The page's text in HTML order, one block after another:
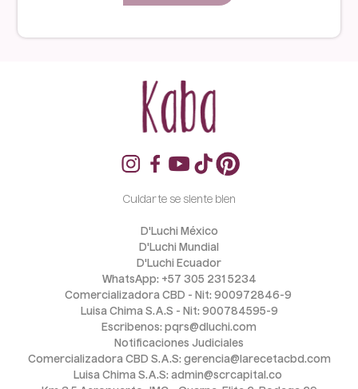
Cuidarte se siente bien
D'Luchi México
D'Luchi Mundial
D'Luchi Ecuador
WhatsApp: +57 305 231 5234
Comercializadora CBD - Nit: 900972846-9
Luisa Chima S.A.S - Nit: 900784595-9
Escribenos: pqrs@dluchi.com
Notificaciones Judiciales
Comercializadora CBD S.A.S: gerencia@larecetacbd.com
Luisa Chima S.A.S: admin@scrcapital.co